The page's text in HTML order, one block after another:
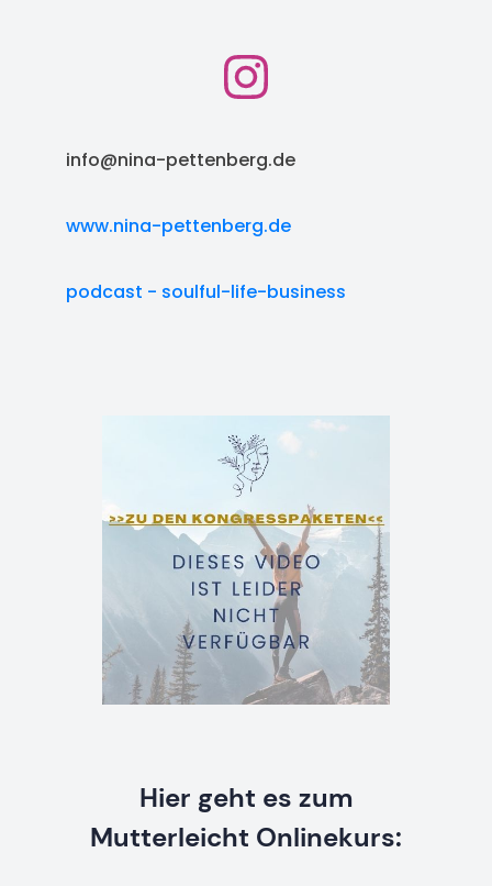
info@nina-pettenberg.de
www.nina-pettenberg.de
podcast - soulful-life-business
Hier geht es zum
Mutterleicht Onlinekurs: